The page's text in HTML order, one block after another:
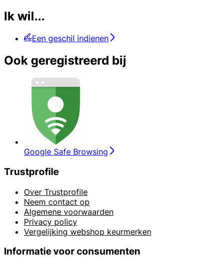
Ik wil...
Een geschil indienen
Ook geregistreerd bij
Google Safe Browsing
Trustprofile
Over Trustprofile
Neem contact op
Algemene voorwaarden
Privacy policy
Vergelijking webshop keurmerken
Informatie voor consumenten